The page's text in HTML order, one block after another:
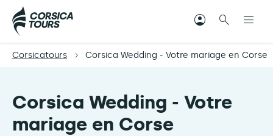
Corsicatours Corsica Wedding - Votre mariage en Corse
Corsica Wedding - Votre
mariage en Corse